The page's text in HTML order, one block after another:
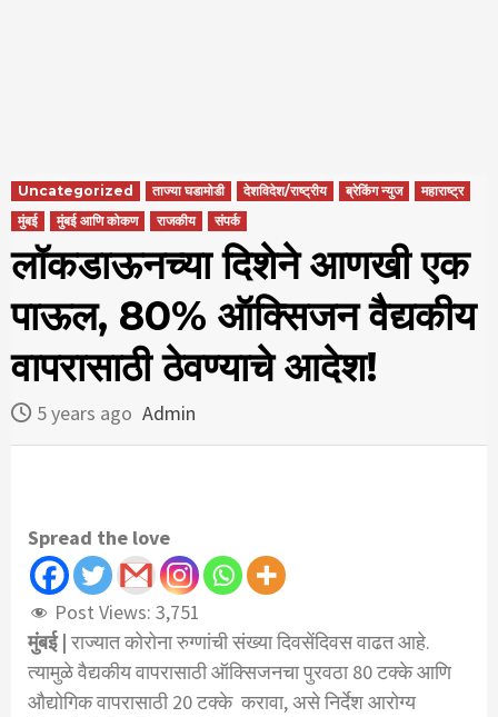
Uncategorized ताज्या घडामोडी देशविदेश/राष्ट्रीय ब्रेकिंग न्युज
महाराष्ट्र
मुंबई
मुंबई आणि कोकण राजकीय संपर्क
लॉकडाऊनच्या दिशेने आणखी एक
पाऊल, 80% ऑक्सिजन वैद्यकीय
वापरासाठी ठेवण्याचे आदेश!
5 years ago Admin
Spread the love
Post Views: 3,751
मुंबई |राज्यात कोरोना रुग्णांची संख्या दिवसेंदिवस वाढत आहे.
त्यामुळे वैद्यकीय वापरासाठी ऑक्सिजनचा पुरवठा 80 टक्के आणि
औद्योगिक वापरासाठी 20 टक्के करावा, असे निर्देश आरोग्य